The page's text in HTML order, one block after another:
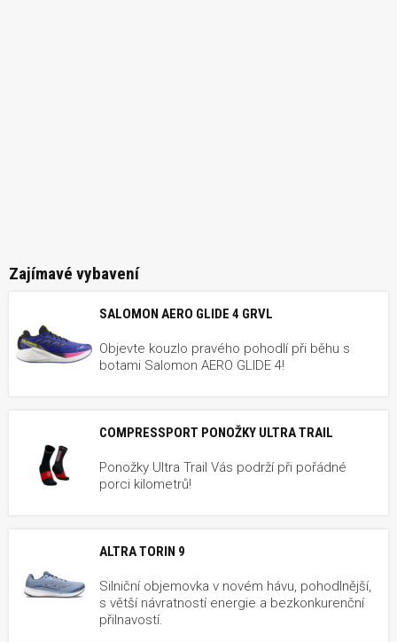
Zajímavé vybavení
SALOMON AERO GLIDE 4 GRVL
Objevte kouzlo pravého pohodlí při běhu s
botami Salomon AERO GLIDE 4!
COMPRESSPORT PONOŽKY ULTRA TRAIL
Ponožky Ultra Trail Vás podrží při pořádné
porci kilometrů!
ALTRA TORIN 9
Silniční objemovka v novém hávu, pohodlnější,
s větší návratností energie a bezkonkurenční
přilnavostí.